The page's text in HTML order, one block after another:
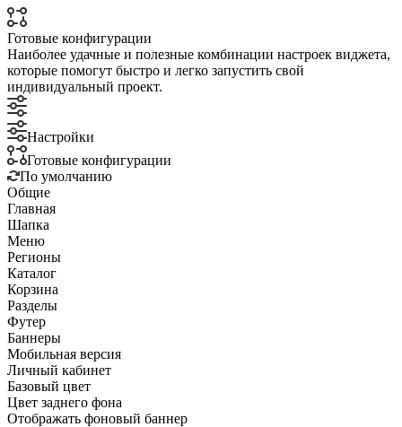
Готовые конфигурации
Наиболее удачные и полезные комбинации настроек виджета,
которые помогут быстро и легко запустить свой
индивидуальный проект.
Настройки
Готовые конфигурации
По умолчанию
Общие
Главная
Шапка
Меню
Регионы
Каталог
Корзина
Разделы
Футер
Баннеры
Мобильная версия
Личный кабинет
Базовый цвет
Цвет заднего фона
Отображать фоновый баннер